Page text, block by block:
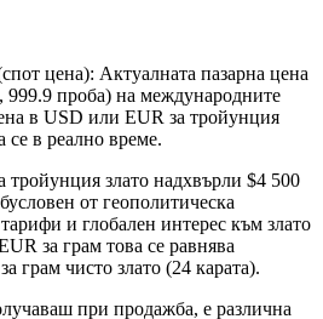
цена): Актуалната пазарна цена
999.9 проба) на международните
в USD или EUR за тройунция
се в реално време.
тройунция злато надхвърли $4 500
от геополитическа
и глобален интерес към злато
за грам това се равнява
грам чисто злато (24 карата).
при продажба, е различна